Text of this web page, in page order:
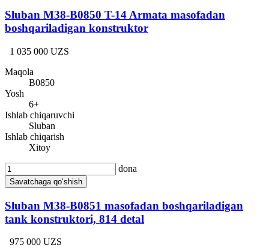
Sluban M38-B0850 T-14 Armata masofadan
boshqariladigan konstruktor
1 035 000 UZS
Maqola
B0850
Yosh
6+
Ishlab chiqaruvchi
Sluban
Ishlab chiqarish
Xitoy
dona
Savatchaga qo‘shish
Sluban M38-B0851 masofadan boshqariladigan
tank konstruktori, 814 detal
975 000 UZS